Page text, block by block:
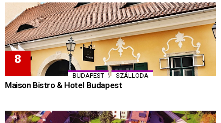
BUDAPEST , SZÁLLODA
Maison Bistro & Hotel Budapest